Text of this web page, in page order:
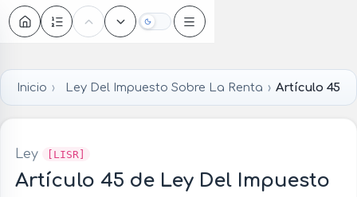
Oscuro
Inicio Ley Del Impuesto Sobre La Renta Artículo 45
Ley [LISR]
Artículo 45 de Ley Del Impuesto